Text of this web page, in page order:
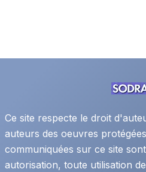
Ce site respecte le droit
auteurs des oeuvres
communiquées sur ce site
autorisation, toute utilisation